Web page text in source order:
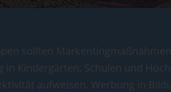
sollten
Kindergärten, Schulen und
aufweisen. Werbung in